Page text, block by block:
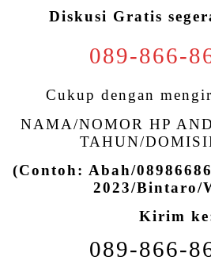
Diskusi Gratis
089-866-
Cukup dengan
NAMA/NOMOR HP
TAHUN/
(Contoh: Abah/
2023/Bintaro/
Kirim
089-866-